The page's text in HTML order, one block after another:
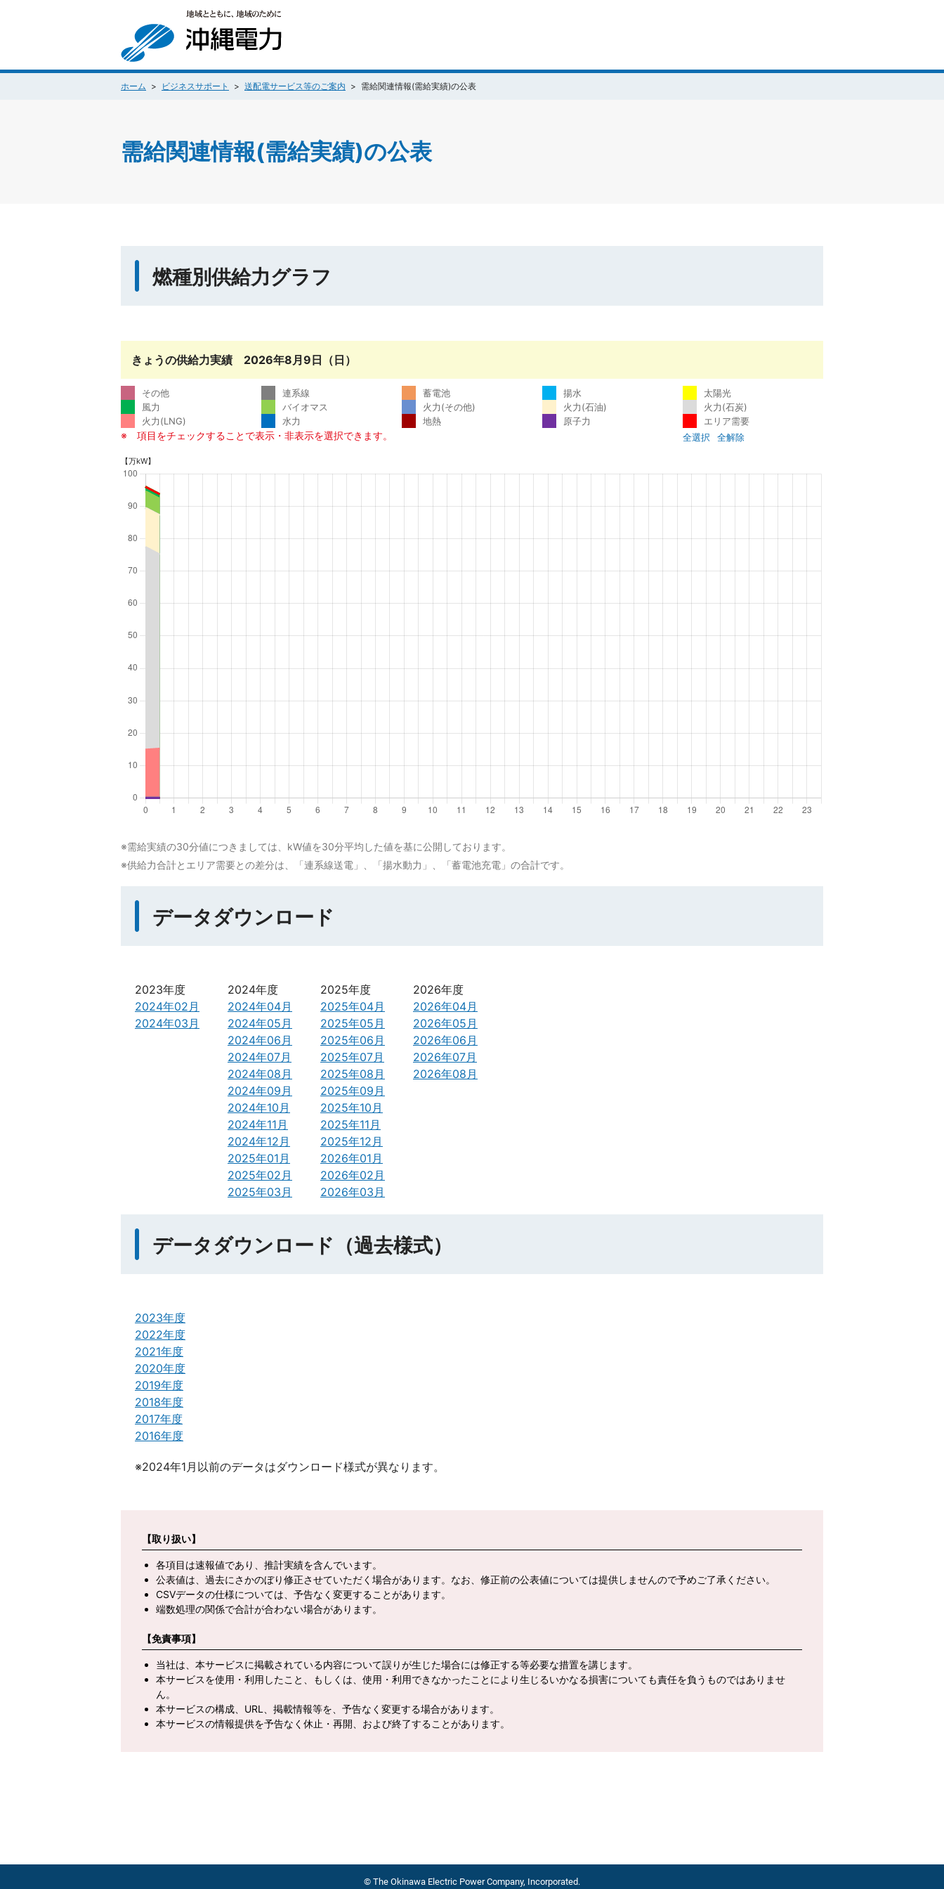
ホーム ビジネスサポート 送配電サービス等のご案内 需給関連情報(需給実績)の公表
需給関連情報(需給実績)の公表
燃種別供給力グラフ
きょうの供給力実績 2026年8月9日（日）
その他 連系線 蓄電池 揚水
太陽光
風力
バイオマス 火力(その他) 火力(石油)
火力(石炭)
火力(LNG)
水力 地熱 原子力 エリア需要
※ 項目をチェックすることで表示・非表示を選択できます。 全選択 全解除
【万kW】
※需給実績の30分値につきましては、kW値を30分平均した値を基に公開しております。
※供給力合計とエリア需要との差分は、「連系線送電」、「揚水動力」、「蓄電池充電」の合計です。
データダウンロード
2023年度
2024年02月
2024年03月
2024年度
2024年04月
2024年05月
2024年06月
2024年07月
2024年08月
2024年09月
2024年10月
2024年11月
2024年12月
2025年01月
2025年02月
2025年03月
2025年度
2025年04月
2025年05月
2025年06月
2025年07月
2025年08月
2025年09月
2025年10月
2025年11月
2025年12月
2026年01月
2026年02月
2026年03月
2026年度
2026年04月
2026年05月
2026年06月
2026年07月
2026年08月
データダウンロード（過去様式）
2023年度
2022年度
2021年度
2020年度
2019年度
2018年度
2017年度
2016年度
※2024年1月以前のデータはダウンロード様式が異なります。
【取り扱い】
各項目は速報値であり、推計実績を含んでいます。
公表値は、過去にさかのぼり修正させていただく場合があります。なお、修正前の公表値については提供しませんので予めご了承ください。
CSVデータの仕様については、予告なく変更することがあります。
端数処理の関係で合計が合わない場合があります。
【免責事項】
当社は、本サービスに掲載されている内容について誤りが生じた場合には修正する等必要な措置を講じます。
本サービスを使用・利用したこと、もしくは、使用・利用できなかったことにより生じるいかなる損害についても責任を負うものではありませ
ん。
本サービスの構成、URL、掲載情報等を、予告なく変更する場合があります。
本サービスの情報提供を予告なく休止・再開、および終了することがあります。
© The Okinawa Electric Power Company, Incorporated.